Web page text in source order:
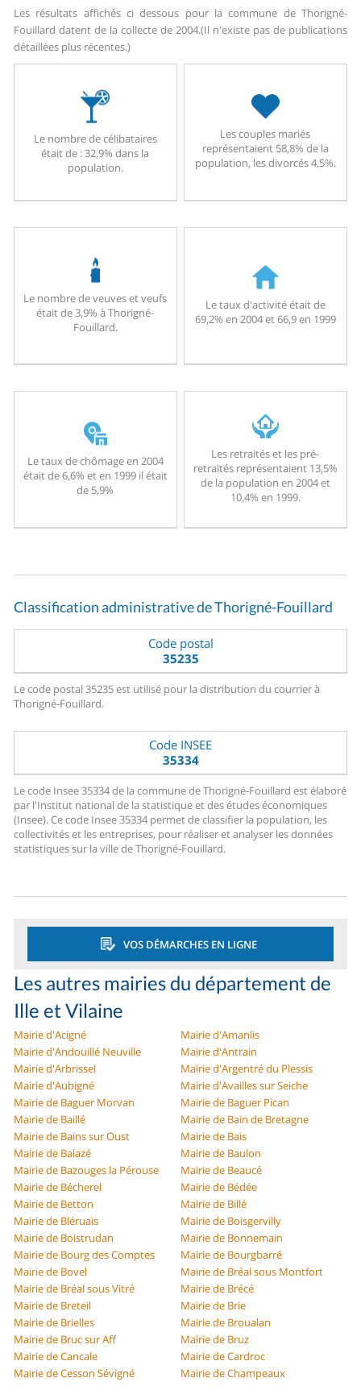
Les résultats affichés ci dessous pour la commune de Thorigné-
Fouillard datent de la collecte de 2004.(Il n'existe pas de publications
détaillées plus récentes.)
Le nombre de célibataires
était de : 32,9% dans la
population.
Les couples mariés
représentaient 58,8% de la
population, les divorcés 4,5%.
Le nombre de veuves et veufs
était de 3,9% à Thorigné-
Fouillard.
Le taux d'activité était de
69,2% en 2004 et 66,9 en 1999
Le taux de chômage en 2004
était de 6,6% et en 1999 il était
de 5,9%
Les retraités et les pré-
retraités représentaient 13,5%
de la population en 2004 et
10,4% en 1999.
Classification administrative de Thorigné-Fouillard
Code postal
35235
Le code postal 35235 est utilisé pour la distribution du courrier à
Thorigné-Fouillard.
Code INSEE
35334
Le code Insee 35334 de la commune de Thorigné-Fouillard est élaboré
par l'Institut national de la statistique et des études économiques
(Insee). Ce code Insee 35334 permet de classifier la population, les
collectivités et les entreprises, pour réaliser et analyser les données
statistiques sur la ville de Thorigné-Fouillard.
VOS DÉMARCHES EN LIGNE
Les autres mairies du département de
Ille et Vilaine
Mairie d'Acigné
Mairie d'Amanlis
Mairie d'Andouillé Neuville
Mairie d'Antrain
Mairie d'Arbrissel
Mairie d'Argentré du Plessis
Mairie d'Aubigné
Mairie d'Availles sur Seiche
Mairie de Baguer Morvan
Mairie de Baguer Pican
Mairie de Baillé
Mairie de Bain de Bretagne
Mairie de Bains sur Oust
Mairie de Bais
Mairie de Balazé
Mairie de Baulon
Mairie de Bazouges la Pérouse
Mairie de Beaucé
Mairie de Bécherel
Mairie de Bédée
Mairie de Betton
Mairie de Billé
Mairie de Bléruais
Mairie de Boisgervilly
Mairie de Boistrudan
Mairie de Bonnemain
Mairie de Bourg des Comptes
Mairie de Bourgbarré
Mairie de Bovel
Mairie de Bréal sous Montfort
Mairie de Bréal sous Vitré
Mairie de Brécé
Mairie de Breteil
Mairie de Brie
Mairie de Brielles
Mairie de Broualan
Mairie de Bruc sur Aff
Mairie de Bruz
Mairie de Cancale
Mairie de Cardroc
Mairie de Cesson Sévigné
Mairie de Champeaux